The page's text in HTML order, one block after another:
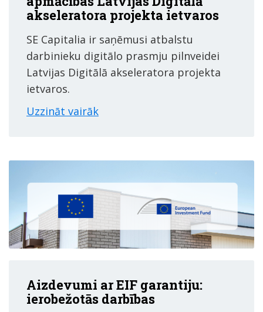
akseleratora projekta ietvaros
SE Capitalia ir saņēmusi atbalstu
darbinieku digitālo prasmju pilnveidei
Latvijas Digitālā akseleratora projekta
ietvaros.
Uzzināt vairāk
Aizdevumi ar EIF garantiju:
ierobežotās darbības